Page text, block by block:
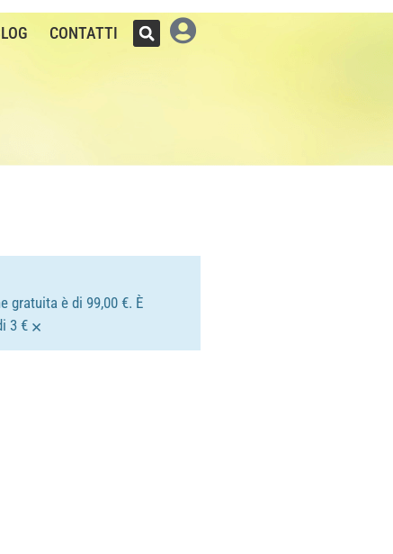
CONTATTI
gratuita è di 99,00 €. È
3 € ×